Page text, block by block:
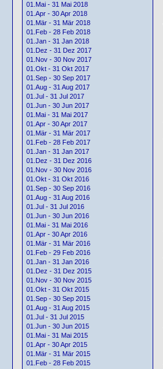
01.Mai - 31 Mai 2018
01.Apr - 30 Apr 2018
01.Mär - 31 Mär 2018
01.Feb - 28 Feb 2018
01.Jan - 31 Jan 2018
01.Dez - 31 Dez 2017
01.Nov - 30 Nov 2017
01.Okt - 31 Okt 2017
01.Sep - 30 Sep 2017
01.Aug - 31 Aug 2017
01.Jul - 31 Jul 2017
01.Jun - 30 Jun 2017
01.Mai - 31 Mai 2017
01.Apr - 30 Apr 2017
01.Mär - 31 Mär 2017
01.Feb - 28 Feb 2017
01.Jan - 31 Jan 2017
01.Dez - 31 Dez 2016
01.Nov - 30 Nov 2016
01.Okt - 31 Okt 2016
01.Sep - 30 Sep 2016
01.Aug - 31 Aug 2016
01.Jul - 31 Jul 2016
01.Jun - 30 Jun 2016
01.Mai - 31 Mai 2016
01.Apr - 30 Apr 2016
01.Mär - 31 Mär 2016
01.Feb - 29 Feb 2016
01.Jan - 31 Jan 2016
01.Dez - 31 Dez 2015
01.Nov - 30 Nov 2015
01.Okt - 31 Okt 2015
01.Sep - 30 Sep 2015
01.Aug - 31 Aug 2015
01.Jul - 31 Jul 2015
01.Jun - 30 Jun 2015
01.Mai - 31 Mai 2015
01.Apr - 30 Apr 2015
01.Mär - 31 Mär 2015
01.Feb - 28 Feb 2015